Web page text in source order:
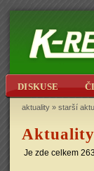
DISKUSE
aktuality » starší
Je zde celkem